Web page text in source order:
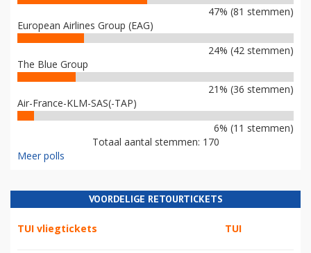
47% (81 stemmen)
European Airlines Group (EAG)
24% (42 stemmen)
The Blue Group
21% (36 stemmen)
Air-France-KLM-SAS(-TAP)
6% (11 stemmen)
Totaal aantal stemmen: 170
Meer polls
VOORDELIGE RETOURTICKETS
TUI vliegtickets TUI